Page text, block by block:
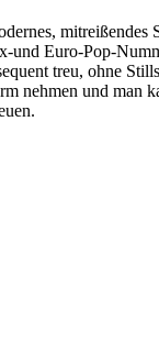
mitreißendes
Euro-Pop-
treu, ohne
nehmen und man